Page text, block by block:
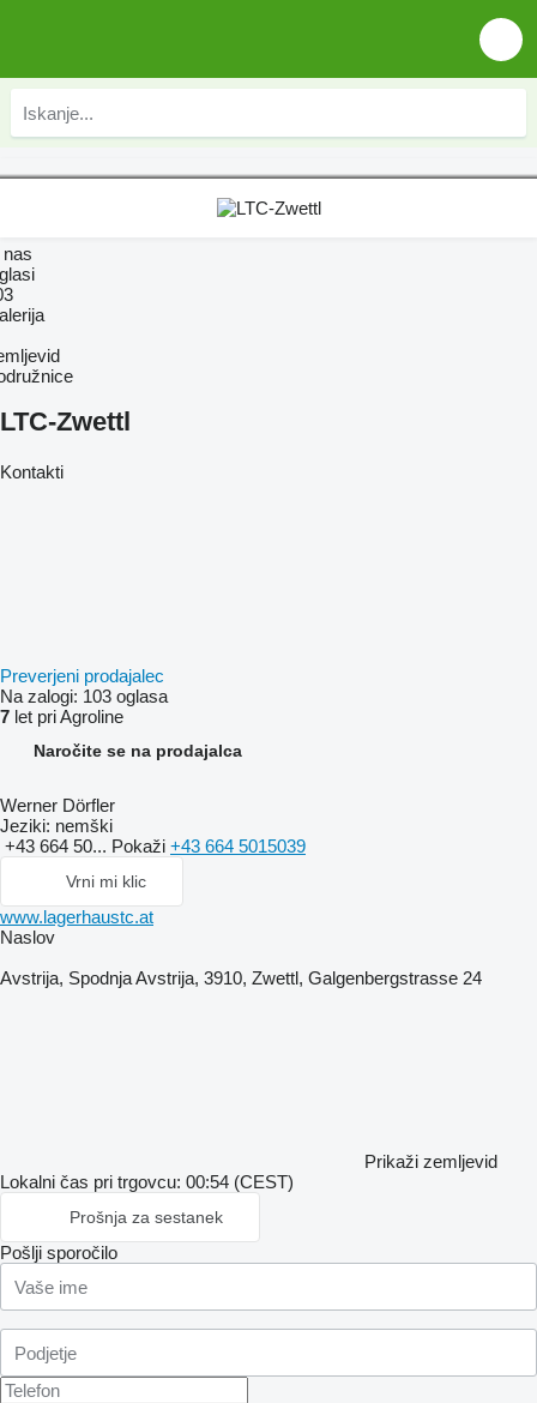
LTC-Zwettl
Kontakti
Preverjeni prodajalec
Na zalogi: 103 oglasa
7 let pri Agroline
Naročite se na prodajalca
Werner Dörfler
Jeziki: nemški
+43 664 50... Pokaži +43 664 5015039
Vrni mi klic
www.lagerhaustc.at
Naslov
Avstrija, Spodnja Avstrija, 3910, Zwettl, Galgenbergstrasse 24
Prikaži zemljevid
Lokalni čas pri trgovcu: 00:54 (CEST)
Prošnja za sestanek
Pošlji sporočilo